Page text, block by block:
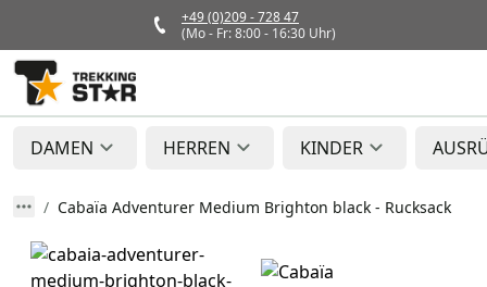
+49 (0)209 - 728 47
(Mo - Fr: 8:00 - 16:30 Uhr)
DAMEN HERREN KINDER
Cabaïa Adventurer Medium Brighton black - Rucksack